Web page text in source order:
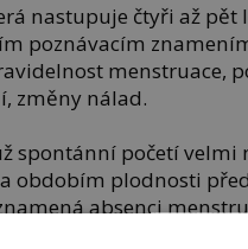
nastupuje čtyři až pět
poznávacím
menstruace,
změny nálad.
spontánní početí velmi
obdobím plodnosti
absenci
měsíců.